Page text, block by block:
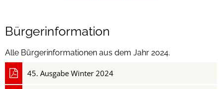
2024
Bürgerinformation
Alle Bürgerinformationen aus dem Jahr 2024.
45. Ausgabe Winter 2024